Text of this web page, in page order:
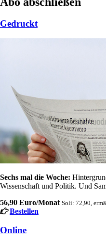
Gedruckt
Sechs mal die Woche:
Wissenschaft und Politik. Und
56,90 Euro/Monat Soli: 72,90,
Bestellen
Online